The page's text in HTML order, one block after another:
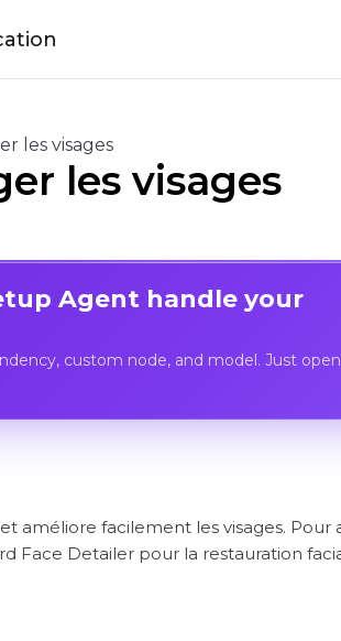
les visages
les visages
Agent handle your
custom node, and model. Just
facilement les visages.
Face Detailer pour la restauration